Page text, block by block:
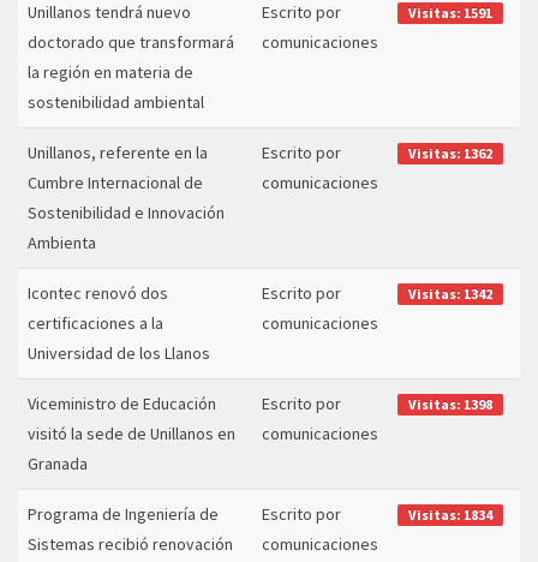
Unillanos tendrá nuevo
doctorado que transformará
la región en materia de
sostenibilidad ambiental
Escrito por
comunicaciones
Visitas: 1591
Unillanos, referente en la
Cumbre Internacional de
Sostenibilidad e Innovación
Ambienta
Escrito por
comunicaciones
Visitas: 1362
Icontec renovó dos
certificaciones a la
Universidad de los Llanos
Escrito por
comunicaciones
Visitas: 1342
Viceministro de Educación
visitó la sede de Unillanos en
Granada
Escrito por
comunicaciones
Visitas: 1398
Programa de Ingeniería de
Sistemas recibió renovación
Escrito por
comunicaciones
Visitas: 1834